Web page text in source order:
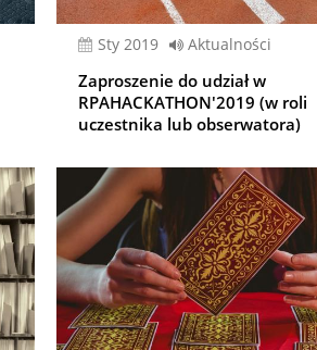
sty 2019 Aktualności
Zaproszenie do udział w
RPAHACKATHON'2019 (w roli
uczestnika lub obserwatora)